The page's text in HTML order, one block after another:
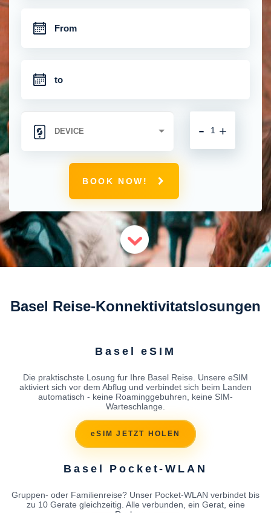
+
-
BOOK NOW!
Basel Reise-Konnektivitatslosungen
Basel eSIM
Die praktischste Losung fur Ihre Basel Reise. Unsere eSIM
aktiviert sich vor dem Abflug und verbindet sich beim Landen
automatisch - keine Roaminggebuhren, keine SIM-
Warteschlange.
eSIM JETZT HOLEN
Basel Pocket-WLAN
Gruppen- oder Familienreise? Unser Pocket-WLAN verbindet bis
zu 10 Gerate gleichzeitig. Alle verbunden, ein Gerat, eine